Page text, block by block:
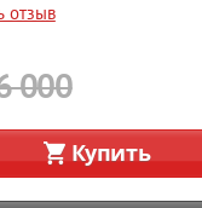
отзыв
000
Купить